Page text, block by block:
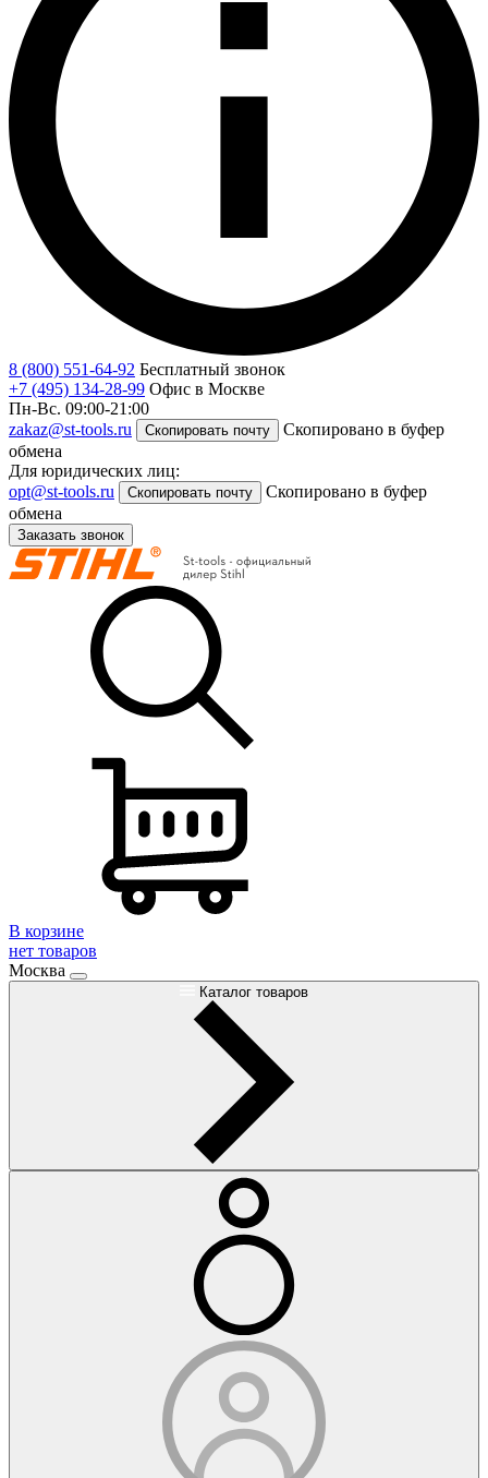
8 (800) 551-64-92 Бесплатный звонок
+7 (495) 134-28-99 Офис в Москве
Пн-Вс. 09:00-21:00
zakaz@st-tools.ru
Скопировать почту
Скопировано в буфер
обмена
Для юридических лиц:
opt@st-tools.ru
Скопировать почту
Скопировано в буфер
обмена
Заказать звонок
В корзине
нет товаров
Москва
Каталог товаров